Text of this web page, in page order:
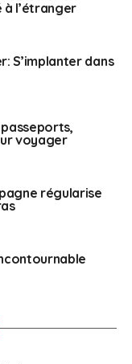
2000 euros
pays
jusqu’à trois
l’étranger (et
complète).
à l’étranger
S’implanter dans
voyager
régularise